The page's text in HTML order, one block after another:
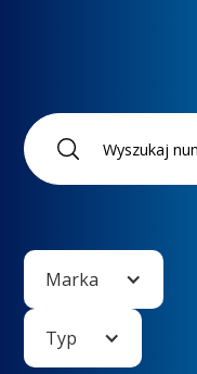
Marka
Typ